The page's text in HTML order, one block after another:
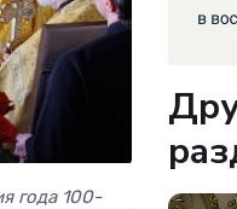
года 100-